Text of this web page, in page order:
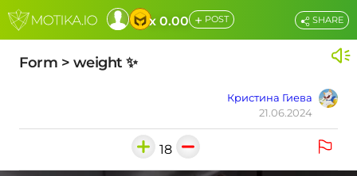
x 0.00 + POST
Form > weight ✨
Кристина Гиева
21.06.2024
SHARE
18